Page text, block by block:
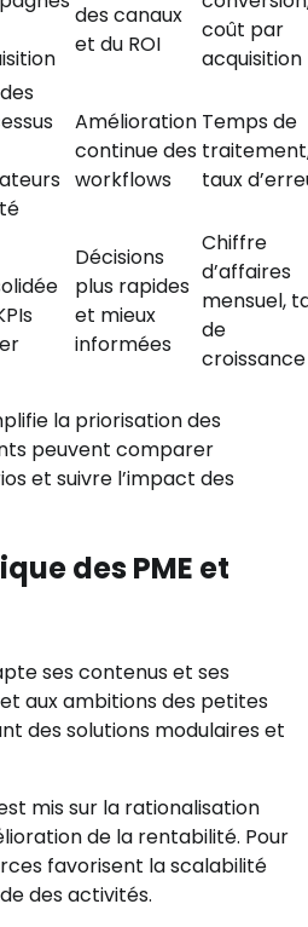
des canaux
et du ROI
coût par
acquisition
Amélioration
continue des
workflows
Temps de
taux
Décisions
plus rapides
et mieux
informées
Chiffre
d’affaires
mensuel,
de
croissance
la priorisation des
peuvent comparer
et suivre l’impact des
des PME et
ses contenus et ses
aux ambitions des petites
des solutions modulaires et
mis sur la rationalisation
de la rentabilité. Pour
favorisent la scalabilité
des activités.